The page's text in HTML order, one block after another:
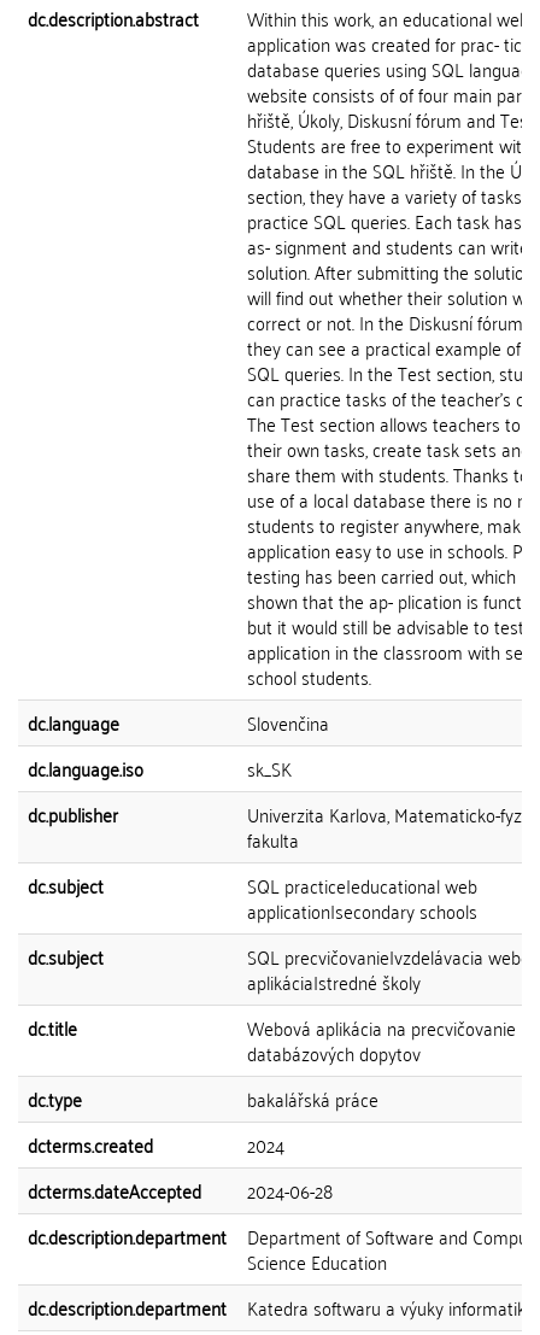
dc.description.abstract
Within this work, an educational web
application was created for prac-
database queries using SQL
website consists of of four main parts
hřiště, Úkoly, Diskusní fórum and Test.
Students are free to experiment with
database in the SQL hřiště. In the
section, they have a variety of tasks
practice SQL queries. Each task has
as- signment and students can write
solution. After submitting the
will find out whether their solution
correct or not. In the Diskusní fórum
they can see a practical example of
SQL queries. In the Test section,
can practice tasks of the teacher's
The Test section allows teachers to
their own tasks, create task sets and
share them with students. Thanks to
use of a local database there is no
students to register anywhere,
application easy to use in schools.
testing has been carried out, which
shown that the ap- plication is
but it would still be advisable to test
application in the classroom with
school students.
dc.language
Slovenčina
dc.language.iso
sk_SK
dc.publisher
Univerzita Karlova, Matematicko-
fakulta
dc.subject
SQL practice|educational web
application|secondary schools
dc.subject
SQL precvičovanie|vzdelávacia
aplikácia|stredné školy
dc.title
Webová aplikácia na precvičovanie
databázových dopytov
dc.type
bakalářská práce
dcterms.created
2024
dcterms.dateAccepted
2024-06-28
dc.description.department
Department of Software and
Science Education
dc.description.department
Katedra softwaru a výuky informatiky